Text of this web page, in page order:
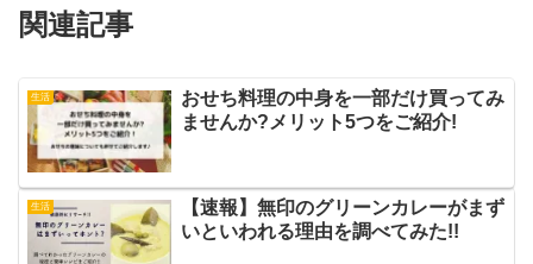
関連記事
生活
おせち料理の中身を一部だけ買ってみ
ませんか?メリット5つをご紹介!
生活
【速報】無印のグリーンカレーがまず
いといわれる理由を調べてみた!!